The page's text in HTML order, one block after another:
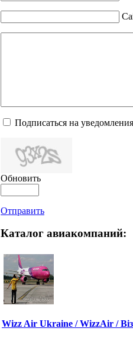
Подписаться на
Обновить
Отправить
Каталог авиакомпаний:
Wizz Air Ukraine / WizzAir /